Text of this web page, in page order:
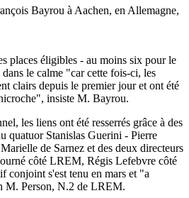
Bayrou à Aachen, en Allemagne,
places éligibles - au moins six pour le
le calme "car cette fois-ci, les
clairs depuis le premier jour et ont été
insiste M. Bayrou.
les liens ont été resserrés grâce à des
quatuor Stanislas Guerini - Pierre
de Sarnez et des deux directeurs
côté LREM, Régis Lefebvre côté
conjoint s'est tenu en mars et "a
M. Person, N.2 de LREM.